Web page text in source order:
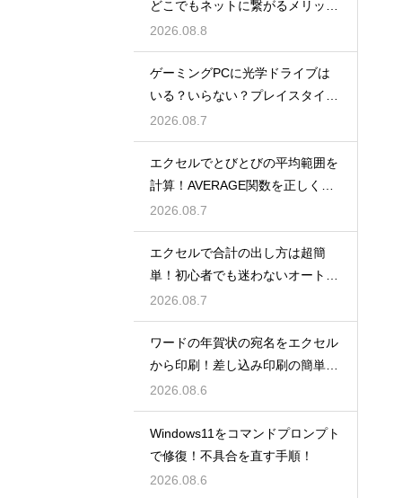
どこでもネットに繋がるメリット
解説
2026.08.8
ゲーミングPCに光学ドライブは
いる？いらない？プレイスタイル
で判断
2026.08.7
エクセルでとびとびの平均範囲を
計算！AVERAGE関数を正しく使
うコツ
2026.08.7
エクセルで合計の出し方は超簡
単！初心者でも迷わないオートS
UM術！
2026.08.7
ワードの年賀状の宛名をエクセル
から印刷！差し込み印刷の簡単手
順！
2026.08.6
Windows11をコマンドプロンプト
で修復！不具合を直す手順！
2026.08.6